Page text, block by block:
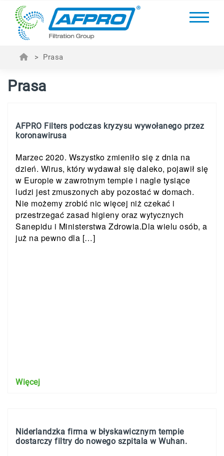
> Prasa
Prasa
AFPRO Filters podczas kryzysu wywołanego przez
koronawirusa
Marzec 2020. Wszystko zmieniło się z dnia na
dzień. Wirus, który wydawał się daleko, pojawił się
w Europie w zawrotnym tempie i nagle tysiące
ludzi jest zmuszonych aby pozostać w domach.
Nie możemy zrobić nic więcej niż czekać i
przestrzegać zasad higieny oraz wytycznych
Sanepidu i Ministerstwa Zdrowia.Dla wielu osób, a
już na pewno dla […]
Więcej
Niderlandzka firma w błyskawicznym tempie
dostarczy filtry do nowego szpitala w Wuhan.